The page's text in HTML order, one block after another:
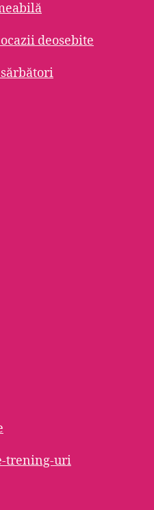
deosebite
trening-uri